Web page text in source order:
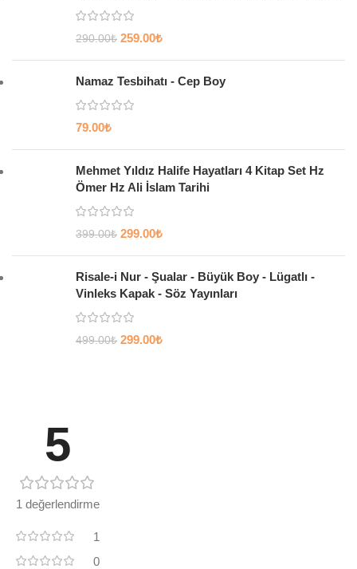
290.00₺ 259.00₺
Namaz Tesbihatı - Cep Boy
79.00₺
Mehmet Yıldız Halife Hayatları 4 Kitap Set Hz
Ömer Hz Ali İslam Tarihi
399.00₺ 299.00₺
Risale-i Nur - Şualar - Büyük Boy - Lügatlı -
Vinleks Kapak - Söz Yayınları
499.00₺ 299.00₺
5
1 değerlendirme
1
0